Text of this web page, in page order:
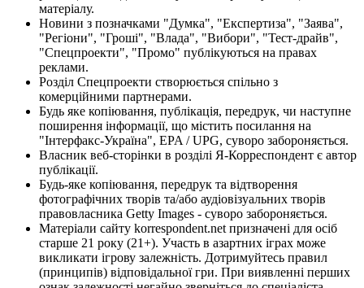
матеріалу.
Новини з позначками "Думка", "Експертиза", "Заява",
"Регіони", "Гроші", "Влада", "Вибори", "Тест-драйв",
"Спецпроекти", "Промо" публікуються на правах
реклами.
Розділ Спецпроекти створюється спільно з
комерційними партнерами.
Будь яке копіювання, публікація, передрук, чи наступне
поширення інформації, що містить посилання на
"Інтерфакс-Україна", EPA / UPG, суворо забороняється.
Власник веб-сторінки в розділі Я-Корреспондент є автор
публікації.
Будь-яке копіювання, передрук та відтворення
фотографічних творів та/або аудіовізуальних творів
правовласника Getty Images - суворо забороняється.
Матеріали сайту korrespondent.net призначені для осіб
старше 21 року (21+). Участь в азартних іграх може
викликати ігрову залежність. Дотримуйтесь правил
(принципів) відповідальної гри. При виявленні перших